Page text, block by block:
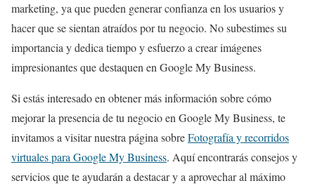
marketing, ya que pueden generar confianza en los usuarios y
hacer que se sientan atraídos por tu negocio. No subestimes su
importancia y dedica tiempo y esfuerzo a crear imágenes
impresionantes que destaquen en Google My Business.
Si estás interesado en obtener más información sobre cómo
mejorar la presencia de tu negocio en Google My Business, te
invitamos a visitar nuestra página sobreFotografía y recorridos
virtuales para Google My Business. Aquí encontrarás consejos y
servicios que te ayudarán a destacar y a aprovechar al máximo